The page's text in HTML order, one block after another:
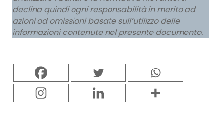
declina quindi ogni responsabilità in merito ad
azioni od omissioni basate sull’utilizzo delle
informazioni contenute nel presente documento.